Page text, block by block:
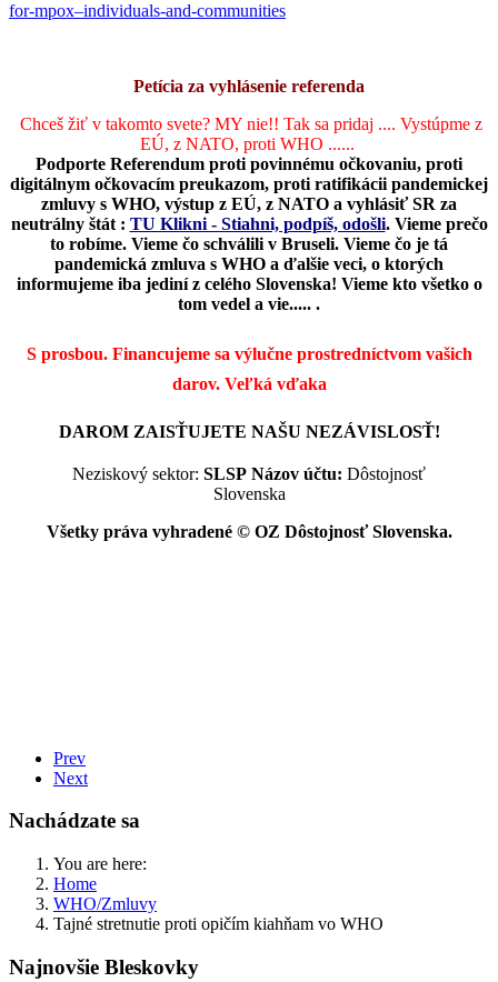
for-mpox–individuals-and-communities
Petícia za vyhlásenie referenda
Chceš žiť v takomto svete? MY nie!! Tak sa pridaj .... Vystúpme z
EÚ, z NATO, proti WHO ......
Podporte Referendum proti povinnému očkovaniu, proti
digitálnym očkovacím preukazom, proti ratifikácii pandemickej
zmluvy s WHO, výstup z EÚ, z NATO a vyhlásiť SR za
neutrálny štát : TU Klikni - Stiahni, podpíš, odošli. Vieme prečo
to robíme. Vieme čo schválili v Bruseli. Vieme čo je tá
pandemická zmluva s WHO a ďalšie veci, o ktorých
informujeme iba jediní z celého Slovenska! Vieme kto všetko o
tom vedel a vie..... .
S prosbou. Financujeme sa výlučne prostredníctvom vašich
darov. Veľká vďaka
DAROM ZAISŤUJETE NAŠU NEZÁVISLOSŤ!
Neziskový sektor: SLSP Názov účtu: Dôstojnosť
Slovenska
Všetky práva vyhradené © OZ Dôstojnosť Slovenska.
Prev
Next
Nachádzate sa
You are here:
Home
WHO/Zmluvy
Tajné stretnutie proti opičím kiahňam vo WHO
Najnovšie Bleskovky